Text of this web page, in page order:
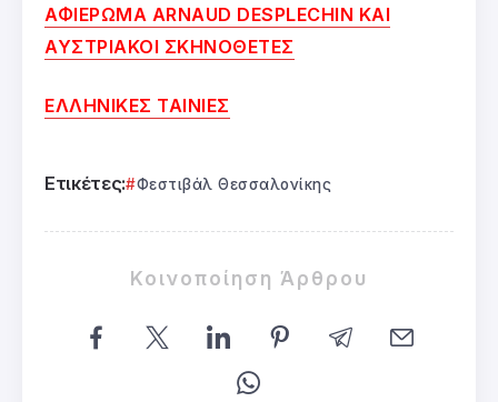
ΑΦΙΕΡΩΜΑ ARNAUD DESPLECHIN ΚΑΙ
ΑΥΣΤΡΙΑΚΟΙ ΣΚΗΝΟΘΕΤΕΣ
ΕΛΛΗΝΙΚΕΣ ΤΑΙΝΙΕΣ
Ετικέτες: Φεστιβάλ Θεσσαλονίκης
Κοινοποίηση Άρθρου